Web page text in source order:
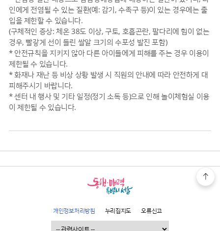
인에게 전염될 수 있는 질환(예: 감기, 수족구 등)이 있는 경우에는 출
입을 제한할 수 있습니다.
(구체적인 증상: 체온 38도 이상, 구토, 호흡곤란, 팔다리에 힘이 없는
경우, 빨갛게 선이 들린 쌀알 크기의 수포성 발진 포함)
* 안전규칙을 지키지 않아 다른 아이들에게 피해를 주는 경우 이용이
제한될 수 있습니다.
* 화재나 재난 등 비상 상황 발생 시 직원의 안내에 따라 안전하게 대
피해주시기 바랍니다.
* 센터 내 행사 및 기타 일정(정기 소독 등)으로 인해 놀이체험실 이용
이 제한될 수 있습니다.
개인정보처리방침 누리집지도 오류신고